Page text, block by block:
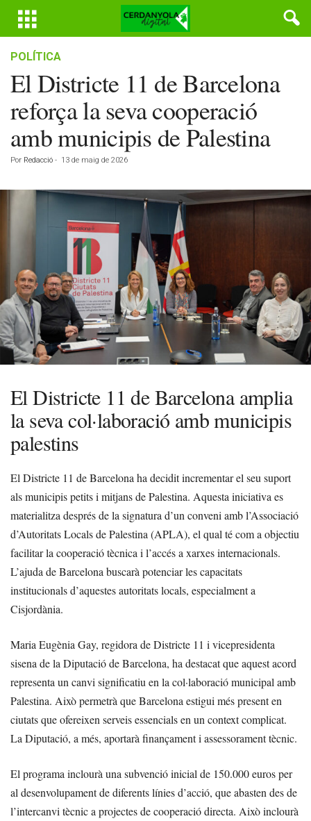
POLÍTICA
El Districte 11 de Barcelona
reforça la seva cooperació
amb municipis de Palestina
Por Redacció - 13 de maig de 2026
El Districte 11 de Barcelona amplia
la seva col·laboració amb municipis
palestins
El Districte 11 de Barcelona ha decidit incrementar el seu suport
als municipis petits i mitjans de Palestina. Aquesta iniciativa es
materialitza després de la signatura d’un conveni amb l’Associació
d’Autoritats Locals de Palestina (APLA), el qual té com a objectiu
facilitar la cooperació tècnica i l’accés a xarxes internacionals.
L’ajuda de Barcelona buscarà potenciar les capacitats
institucionals d’aquestes autoritats locals, especialment a
Cisjordània.
Maria Eugènia Gay, regidora de Districte 11 i vicepresidenta
sisena de la Diputació de Barcelona, ha destacat que aquest acord
representa un canvi significatiu en la col·laboració municipal amb
Palestina. Això permetrà que Barcelona estigui més present en
ciutats que ofereixen serveis essencials en un context complicat.
La Diputació, a més, aportarà finançament i assessorament tècnic.
El programa inclourà una subvenció inicial de 150.000 euros per
al desenvolupament de diferents línies d’acció, que abasten des de
l’intercanvi tècnic a projectes de cooperació directa. Això inclourà